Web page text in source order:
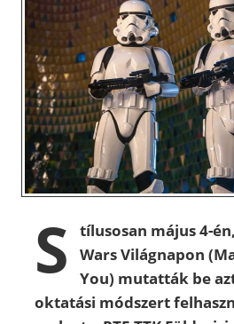
S
tílusosan május 4-
Wars Világnapon
You) mutatták be
oktatási módszert